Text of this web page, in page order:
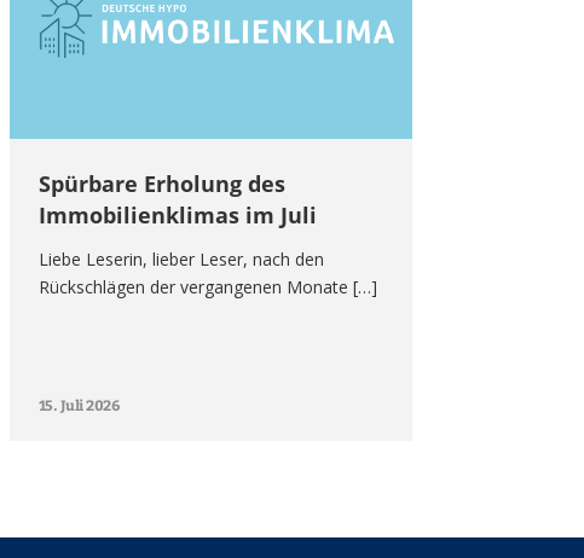
Spürbare Erholung des
Immobilienklimas im Juli
Liebe Leserin, lieber Leser, nach den
Rückschlägen der vergangenen Monate […]
15. Juli 2026